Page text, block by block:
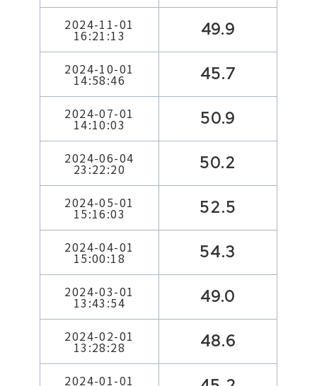
2024-11-01
16:21:13 49.9
2024-10-01
14:58:46 45.7
2024-07-01
14:10:03 50.9
2024-06-04
23:22:20 50.2
2024-05-01
15:16:03 52.5
2024-04-01
15:00:18 54.3
2024-03-01
13:43:54 49.0
2024-02-01
13:28:28 48.6
2024-01-01